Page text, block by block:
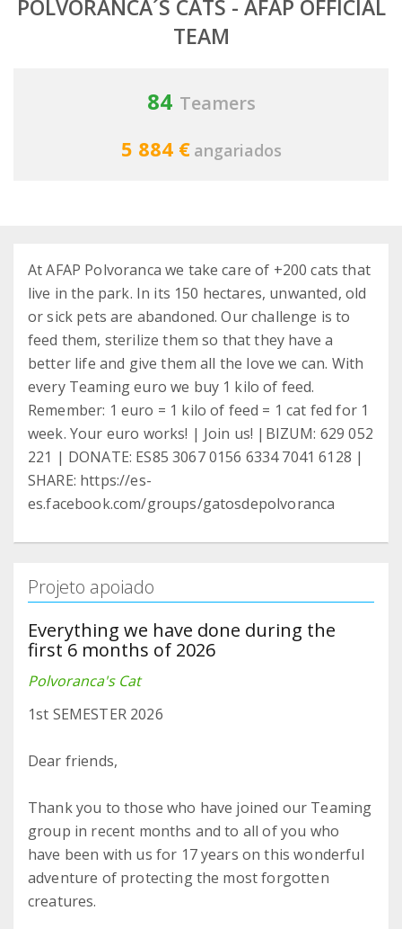
POLVORANCA´S CATS - AFAP OFFICIAL
TEAM
84 Teamers
5 884 € angariados
At AFAP Polvoranca we take care of +200 cats that
live in the park. In its 150 hectares, unwanted, old
or sick pets are abandoned. Our challenge is to
feed them, sterilize them so that they have a
better life and give them all the love we can. With
every Teaming euro we buy 1 kilo of feed.
Remember: 1 euro = 1 kilo of feed = 1 cat fed for 1
week. Your euro works! | Join us! |BIZUM: 629 052
221 | DONATE: ES85 3067 0156 6334 7041 6128 |
SHARE: https://es-
es.facebook.com/groups/gatosdepolvoranca
Projeto apoiado
Everything we have done during the
first 6 months of 2026
Polvoranca's Cat
1st SEMESTER 2026
Dear friends,
Thank you to those who have joined our Teaming
group in recent months and to all of you who
have been with us for 17 years on this wonderful
adventure of protecting the most forgotten
creatures.